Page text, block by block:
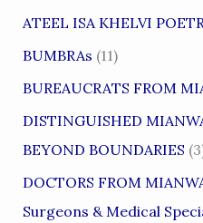
ATEEL ISA KHELVI
BUMBRAs (11)
BUREAUCRATS FROM
DISTINGUISHED
BEYOND BOUNDARIES
DOCTORS FROM
Surgeons & Medical